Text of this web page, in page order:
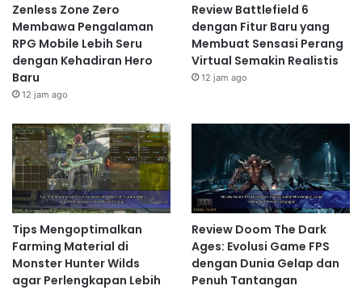
Zenless Zone Zero
Membawa Pengalaman
RPG Mobile Lebih Seru
dengan Kehadiran Hero
Baru
12 jam ago
Review Battlefield 6
dengan Fitur Baru yang
Membuat Sensasi Perang
Virtual Semakin Realistis
12 jam ago
Tips Mengoptimalkan
Farming Material di
Monster Hunter Wilds
agar Perlengkapan Lebih
Review Doom The Dark
Ages: Evolusi Game FPS
dengan Dunia Gelap dan
Penuh Tantangan